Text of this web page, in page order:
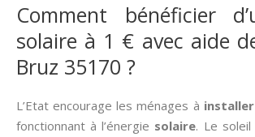
Comment bénéficier
solaire à 1 € avec aide
Bruz 35170 ?
L’Etat encourage les ménages à installer
fonctionnant à l’énergie solaire. Le